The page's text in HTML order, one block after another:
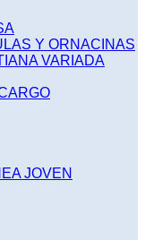
Y ORNACINAS
VARIADA
JOVEN